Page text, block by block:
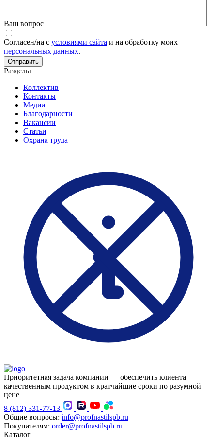
Ваш вопрос
Согласен/на с условиями сайта и на обработку моих
персональных данных.
Разделы
Коллектив
Контакты
Медиа
Благодарности
Вакансии
Статьи
Охрана труда
Приоритетная задача компании — обеспечить клиента
качественным продуктом в кратчайшие сроки по разумной
цене
8 (812) 331-77-13
Общие вопросы: info@profnastilspb.ru
Покупателям: order@profnastilspb.ru
Каталог